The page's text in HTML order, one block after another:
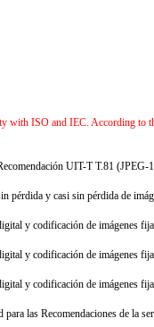
with ISO and IEC. According to
UIT-T T.81
pérdida y casi sin pérdida de
y codificación de imágenes
y codificación de imágenes
y codificación de imágenes
para las Recomendaciones de la